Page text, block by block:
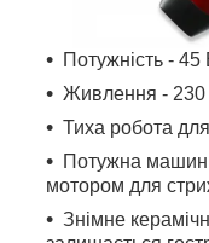
Потужність - 45
Живлення - 230
Тиха робота
Потужна
мотором для
Знімне